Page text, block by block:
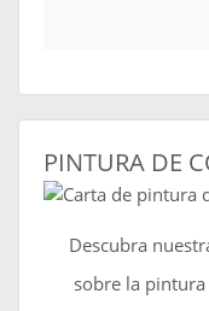
PINTURA DE
Descubra
sobre la pintura